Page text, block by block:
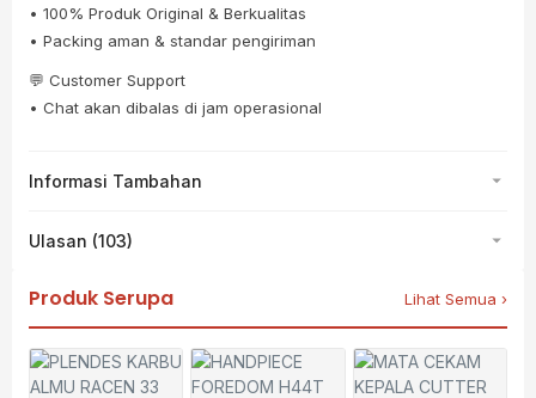
• 100% Produk Original & Berkualitas
• Packing aman & standar pengiriman
💬 Customer Support
• Chat akan dibalas di jam operasional
Informasi Tambahan
Ulasan (103)
Produk Serupa Lihat Semua ›